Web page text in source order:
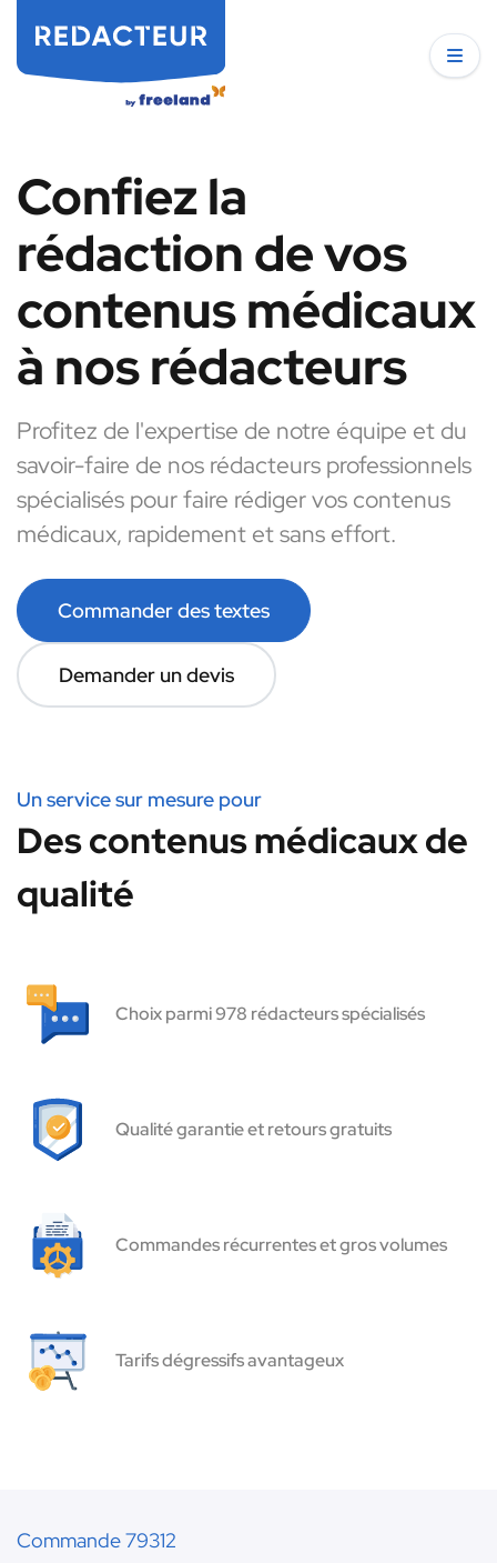
Confiez la
rédaction de vos
contenus médicaux
à nos rédacteurs
Profitez de l'expertise de notre équipe et du
savoir-faire de nos rédacteurs professionnels
spécialisés pour faire rédiger vos contenus
médicaux, rapidement et sans effort.
Commander des textes
Demander un devis
Un service sur mesure pour
Des contenus médicaux de
qualité
Choix parmi 978 rédacteurs spécialisés
Qualité garantie et retours gratuits
Commandes récurrentes et gros volumes
Tarifs dégressifs avantageux
Commande 79312